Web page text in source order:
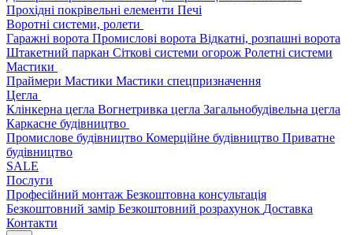
Прохідні покрівельні елементи Печі
Воротні системи, ролети
Гаражні ворота Промислові ворота Відкатні, розпашні ворота
Штакетний паркан Сіткові системи огорож Ролетні системи
Мастики
Праймери Мастики Мастики спецпризначення
Цегла
Клінкерна цегла Вогнетривка цегла Загальнобудівельна цегла
Каркасне будівництво
Промислове будівництво Комерційне будівництво Приватне
будівництво
SALE
Послуги
Професійний монтаж Безкоштовна консультація
Безкоштовний замір Безкоштовний розрахунок Доставка
Контакти